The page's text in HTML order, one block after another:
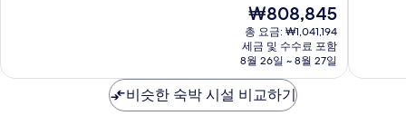
푸
훌
현
재
요
금
₩808,845
₩808,845
총 요금: ₩1,041,194
세금 및 수수료 포함
8월 26일 ~ 8월 27일
조
매
비슷한 숙박 시설 비교하기